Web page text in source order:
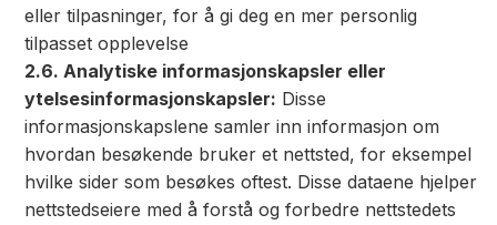
eller tilpasninger, for å gi deg en mer personlig
tilpasset opplevelse
2.6. Analytiske informasjonskapsler eller
ytelsesinformasjonskapsler: Disse
informasjonskapslene samler inn informasjon om
hvordan besøkende bruker et nettsted, for eksempel
hvilke sider som besøkes oftest. Disse dataene hjelper
nettstedseiere med å forstå og forbedre nettstedets